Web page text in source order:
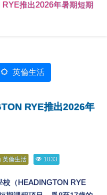
推出2026年暑期短期
英倫生活
RYE推出2026年
英倫生活 1033
校（HEADINGTON RYE